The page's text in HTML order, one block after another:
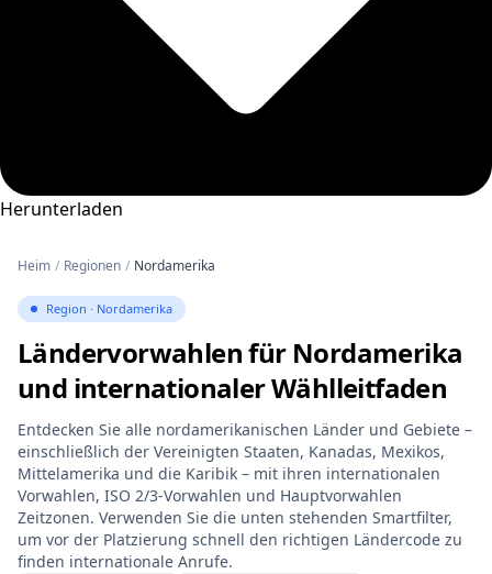
Herunterladen
Heim / Regionen / Nordamerika
Region · Nordamerika
Ländervorwahlen für Nordamerika
und internationaler Wählleitfaden
Entdecken Sie alle nordamerikanischen Länder und Gebiete –
einschließlich der Vereinigten Staaten, Kanadas, Mexikos,
Mittelamerika und die Karibik – mit ihren internationalen
Vorwahlen, ISO 2/3-Vorwahlen und Hauptvorwahlen
Zeitzonen. Verwenden Sie die unten stehenden Smartfilter,
um vor der Platzierung schnell den richtigen Ländercode zu
finden internationale Anrufe.